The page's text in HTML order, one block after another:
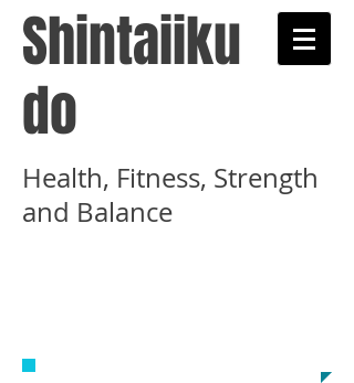
Shintaiiku
do
Health, Fitness, Strength
and Balance